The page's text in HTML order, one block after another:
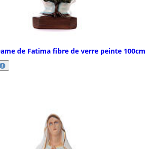
de Fatima fibre de verre peinte 100cm